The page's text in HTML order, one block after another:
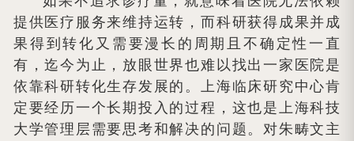
提供医疗服务来维持运转，而科研获得成果并成
果得到转化又需要漫长的周期且不确定性一直
有，迄今为止，放眼世界也难以找出一家医院是
依靠科研转化生存发展的。上海临床研究中心肯
定要经历一个长期投入的过程，这也是上海科技
大学管理层需要思考和解决的问题。对朱畴文主